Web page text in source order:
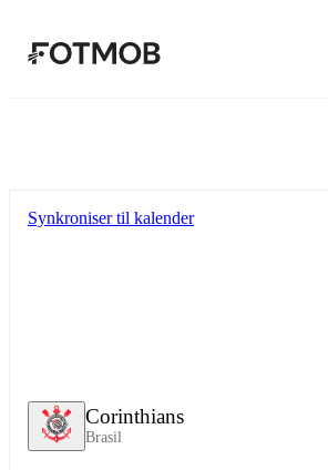
Corinthians
Brasil
Synkroniser til kalender